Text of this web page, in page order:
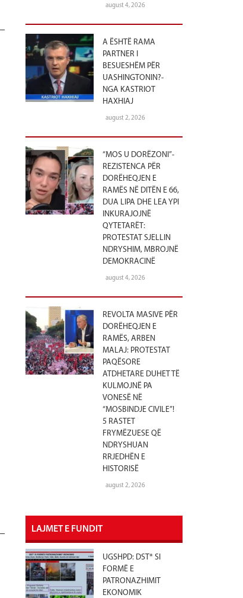
august 4, 2026
A ËSHTË RAMA
PARTNER I
BESUESHËM PËR
UASHINGTONIN?-
NGA KASTRIOT
HAXHIAJ
august 2, 2026
“MOS U DORËZONI”-
REZISTENCA PËR
DORËHEQJEN E
RAMËS NË DITËN E 66,
DUA LIPA DHE LEA YPI
INKURAJOJNË
QYTETARËT:
PROTESTAT SJELLIN
NDRYSHIM, MBROJNË
DEMOKRACINË
august 4, 2026
REVOLTA MASIVE PËR
DORËHEQJEN E
RAMËS, ARBEN
MALAJ: PROTESTAT
PAQËSORE
ATDHETARE DUHET TË
KULMOJNË PA
VONESË NË
“MOSBINDJE CIVILE”!
5 RASTET
FRYMËZUESE QË
NDRYSHUAN
RRJEDHËN E
HISTORISË
august 2, 2026
LAJMET E FUNDIT
UGSHPD: DST* SI
FORMË E
PATRONAZHIMIT
EKONOMIK